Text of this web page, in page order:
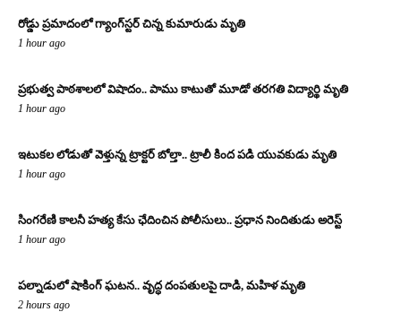
రోడ్డు ప్రమాదంలో గ్యాంగ్‌స్టర్ చిన్న కుమారుడు మృతి
1 hour ago
ప్రభుత్వ పాఠశాలలో విషాదం.. పాము కాటుతో మూడో తరగతి విద్యార్థి మృతి
1 hour ago
ఇటుకల లోడుతో వెళ్తున్న ట్రాక్టర్ బోల్తా.. ట్రాలీ కింద పడి యువకుడు మృతి
1 hour ago
సింగరేణి కాలనీ హత్య కేసు ఛేదించిన పోలీసులు.. ప్రధాన నిందితుడు అరెస్ట్
1 hour ago
పల్నాడులో షాకింగ్ ఘటన.. వృద్ధ దంపతులపై దాడి, మహిళ మృతి
2 hours ago